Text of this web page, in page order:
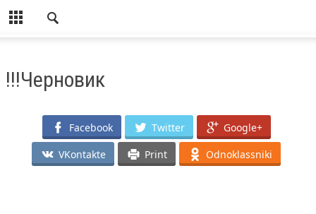
!!!Черновик
Facebook Twitter
Google+
VKontakte
Print Odnoklassniki